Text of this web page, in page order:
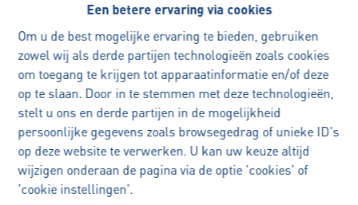
Een betere ervaring via cookies
Om u de best mogelijke ervaring te bieden, gebruiken
zowel wij als derde partijen technologieën zoals cookies
om toegang te krijgen tot apparaatinformatie en/of deze
op te slaan. Door in te stemmen met deze technologieën,
stelt u ons en derde partijen in de mogelijkheid
persoonlijke gegevens zoals browsegedrag of unieke ID's
op deze website te verwerken. U kan uw keuze altijd
wijzigen onderaan de pagina via de optie 'cookies' of
'cookie instellingen'.
Oeps, deze pagina bestaat niet
meer
Te koop Te huur
uw woning?
Met vertrouwen
verkopen
uw woning verkopen is een belangrijke
Ik begeleid u persoonlijk en doordacht,